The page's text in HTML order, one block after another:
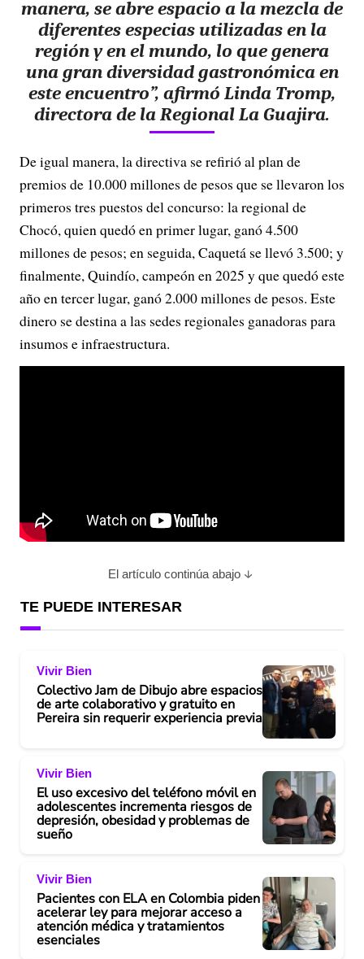
i
d
e
manera, se abre espacio a la mezcla de
diferentes especias utilizadas en la
región y en el mundo, lo que genera
una gran diversidad gastronómica en
este encuentro”, afirmó Linda Tromp,
directora de la Regional La Guajira.
De igual manera, la directiva se refirió al plan de
premios de 10.000 millones de pesos que se llevaron los
primeros tres puestos del concurso: la regional de
Chocó, quien quedó en primer lugar, ganó 4.500
millones de pesos; en seguida, Caquetá se llevó 3.500; y
finalmente, Quindío, campeón en 2025 y que quedó este
año en tercer lugar, ganó 2.000 millones de pesos. Este
dinero se destina a las sedes regionales ganadoras para
insumos e infraestructura.
El artículo continúa abajo
TE PUEDE INTERESAR
Vivir Bien
Colectivo Jam de Dibujo abre espacios
de arte colaborativo y gratuito en
Pereira sin requerir experiencia previa
Vivir Bien
El uso excesivo del teléfono móvil en
adolescentes incrementa riesgos de
depresión, obesidad y problemas de
sueño
Vivir Bien
Pacientes con ELA en Colombia piden
acelerar ley para mejorar acceso a
atención médica y tratamientos
esenciales